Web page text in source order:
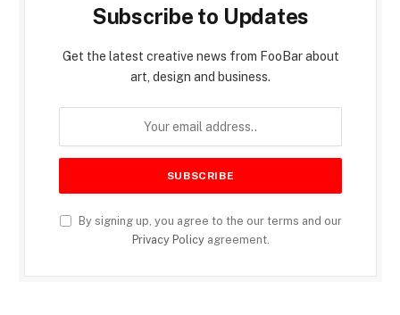
Subscribe to Updates
Get the latest creative news from FooBar about
art, design and business.
By signing up, you agree to the our terms and our
Privacy Policyagreement.